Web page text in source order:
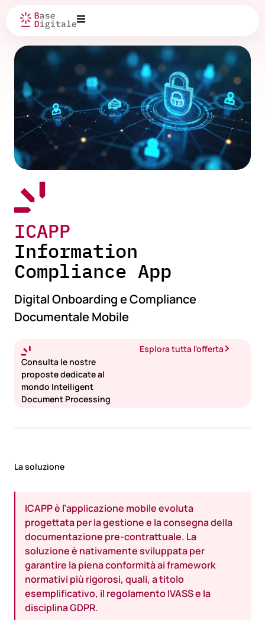
ICAPP
Information
Compliance App
Digital Onboarding e Compliance
Documentale Mobile
Consulta le nostre
proposte dedicate al
mondo Intelligent
Document Processing
Esplora tutta l'offerta
La soluzione
ICAPP è l’applicazione mobile evoluta
progettata per la gestione e la consegna della
documentazione pre-contrattuale. La
soluzione è nativamente sviluppata per
garantire la piena conformità ai framework
normativi più rigorosi, quali, a titolo
esemplificativo, il regolamento IVASS e la
disciplina GDPR.